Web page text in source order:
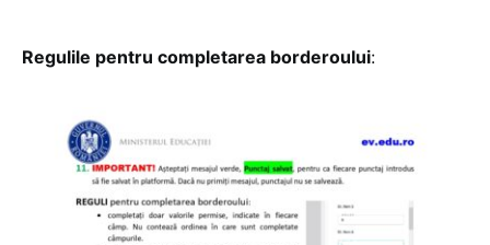
Regulile pentru completarea borderoului: